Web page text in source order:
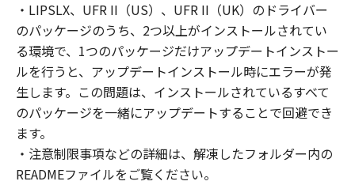
(1) 「許諾ソフトウェア」に関する著作権を含
む一切の権利は、キヤノンまたはキヤノンのラ
イセンサーに帰属します。
(2) 本契約に明示的に定める場合を除き、キヤノ
ンおよびキヤノンのライセンサーのいかなる知
的財産権も、明示たると黙示たるとを問わず、
お客様に譲渡または許諾されるものではありま
せん。
(3) お客様は、「印刷物」（以下に定義しま
す。）その他「許諾ソフトウェア」の複製物を
・LIPSLX、UFR II（US）、UFR II（UK）のドライバー
のパッケージのうち、2つ以上がインストールされてい
る環境で、1つのパッケージだけアップデートインストー
ルを行うと、アップデートインストール時にエラーが発
生します。この問題は、インストールされているすべて
のパッケージを一緒にアップデートすることで回避でき
ます。
・注意制限事項などの詳細は、解凍したフォルダー内の
READMEファイルをご覧ください。